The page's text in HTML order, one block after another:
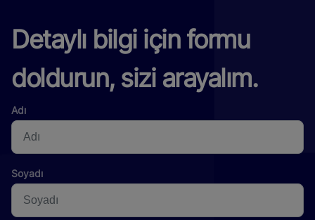
Detaylı bilgi için formu
doldurun, sizi arayalım.
Adı
Soyadı